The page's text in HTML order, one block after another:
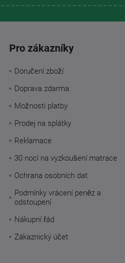
Pro zákazníky
Doručení zboží
Doprava zdarma
Možnosti platby
Prodej na splátky
Reklamace
30 nocí na vyzkoušení matrace
Ochrana osobních dat
Podmínky vrácení peněz a
odstoupení
Nákupní řád
Zákaznický účet